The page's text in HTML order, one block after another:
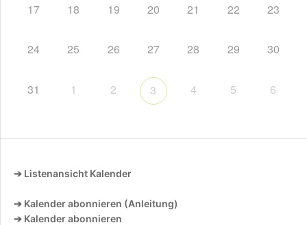
17 18 19 20 21 22 23
24 25 26 27 28 29 30
31 1 2 3 4 5 6
➔ Listenansicht Kalender
➔ Kalender abonnieren (Anleitung)
➔ Kalender abonnieren